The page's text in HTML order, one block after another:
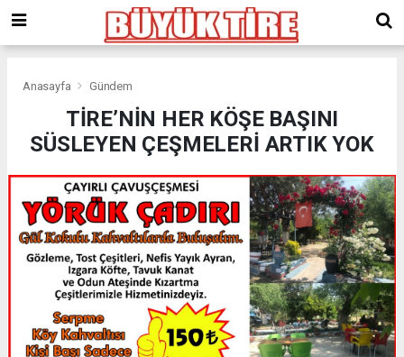
giriş
kingroyal
Anasayfa Gündem
TİRE’NİN HER KÖŞE BAŞINI
SÜSLEYEN ÇEŞMELERİ ARTIK YOK